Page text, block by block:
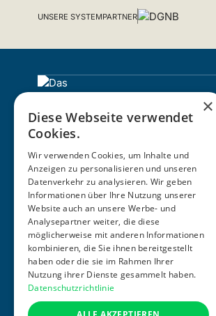
UNSERE SYSTEMPARTNER
ZERTIFIZIERUNG
×
Diese Webseite verwendet
Cookies.
Wir verwenden Cookies, um Inhalte und
Anzeigen zu personalisieren und unseren
Datenverkehr zu analysieren. Wir geben
Informationen über Ihre Nutzung unserer
Website auch an unsere Werbe- und
Analysepartner weiter, die diese
möglicherweise mit anderen Informationen
kombinieren, die Sie ihnen bereitgestellt
haben oder die sie im Rahmen Ihrer
Nutzung ihrer Dienste gesammelt haben.
Datenschutzrichtlinie